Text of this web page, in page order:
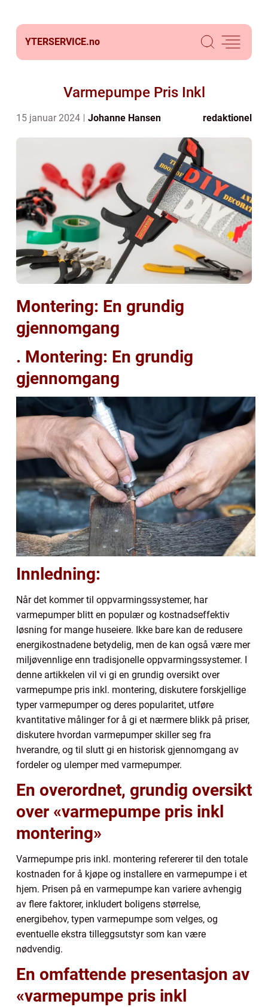
YTERSERVICE.no
Varmepumpe Pris Inkl
15 januar 2024 Johanne Hansen redaktionel
Montering: En grundig
gjennomgang
. Montering: En grundig
gjennomgang
Innledning:
Når det kommer til oppvarmingssystemer, har
varmepumper blitt en populær og kostnadseffektiv
løsning for mange huseiere. Ikke bare kan de redusere
energikostnadene betydelig, men de kan også være mer
miljøvennlige enn tradisjonelle oppvarmingssystemer. I
denne artikkelen vil vi gi en grundig oversikt over
varmepumpe pris inkl. montering, diskutere forskjellige
typer varmepumper og deres popularitet, utføre
kvantitative målinger for å gi et nærmere blikk på priser,
diskutere hvordan varmepumper skiller seg fra
hverandre, og til slutt gi en historisk gjennomgang av
fordeler og ulemper med varmepumper.
En overordnet, grundig oversikt
over «varmepumpe pris inkl
montering»
Varmepumpe pris inkl. montering refererer til den totale
kostnaden for å kjøpe og installere en varmepumpe i et
hjem. Prisen på en varmepumpe kan variere avhengig
av flere faktorer, inkludert boligens størrelse,
energibehov, typen varmepumpe som velges, og
eventuelle ekstra tilleggsutstyr som kan være
nødvendig.
En omfattende presentasjon av
«varmepumpe pris inkl